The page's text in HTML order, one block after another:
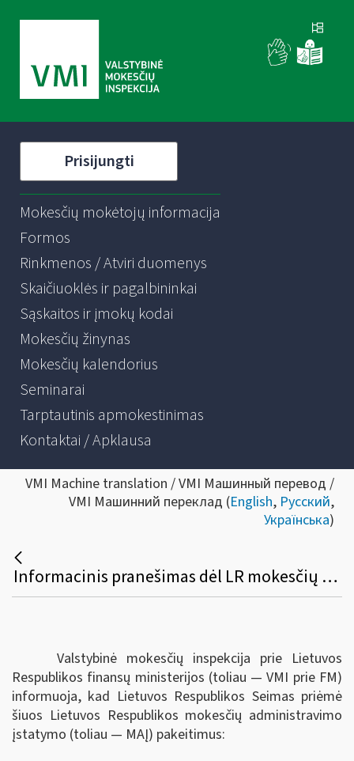
Prisijungti
Mokesčių mokėtojų informacija
Formos
Rinkmenos / Atviri duomenys
Skaičiuoklės ir pagalbininkai
Sąskaitos ir įmokų kodai
Mokesčių žinynas
Mokesčių kalendorius
Seminarai
Tarptautinis apmokestinimas
Kontaktai / Apklausa
VMI Machine translation / VMI Машинный перевод /
VMI Машинний переклад (English, Русский,
Українська)
Informacinis pranešimas dėl LR mokesčių administravimo įstatymo pakeitimų
Valstybinė mokesčių inspekcija prie Lietuvos
Respublikos finansų ministerijos (toliau — VMI prie FM)
informuoja, kad Lietuvos Respublikos Seimas priėmė
šiuos Lietuvos Respublikos mokesčių administravimo
įstatymo (toliau — MAĮ) pakeitimus: